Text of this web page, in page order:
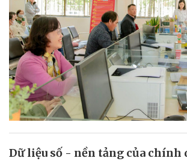
Dữ liệu số - nền tảng của chính